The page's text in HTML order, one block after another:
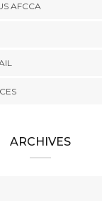
AFCCA
ARCHIVES